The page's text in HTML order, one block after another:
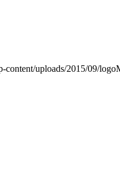
content/uploads/2015/09/